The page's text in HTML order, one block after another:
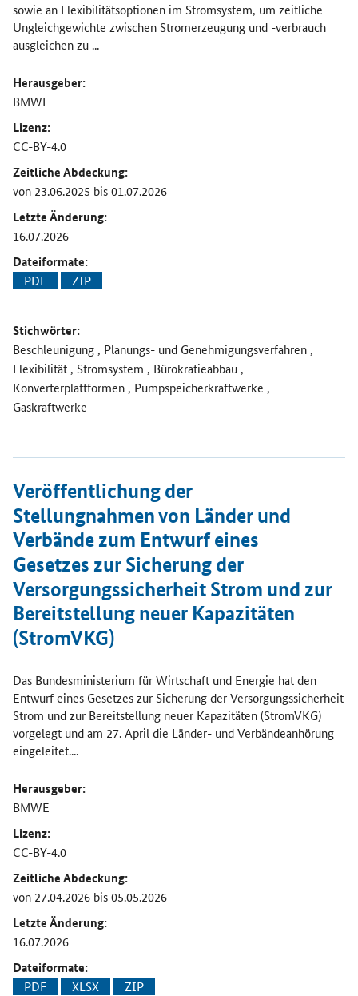
sowie an Flexibilitätsoptionen im Stromsystem, um zeitliche
Ungleichgewichte zwischen Stromerzeugung und -verbrauch
ausgleichen zu ...
Herausgeber:
BMWE
Lizenz:
CC-BY-4.0
Zeitliche Abdeckung:
von 23.06.2025 bis 01.07.2026
Letzte Änderung:
16.07.2026
Dateiformate:
PDF ZIP
Stichwörter:
Beschleunigung , Planungs- und Genehmigungsverfahren ,
Flexibilität , Stromsystem , Bürokratieabbau ,
Konverterplattformen , Pumpspeicherkraftwerke ,
Gaskraftwerke
Veröffentlichung der
Stellungnahmen von Länder und
Verbände zum Entwurf eines
Gesetzes zur Sicherung der
Versorgungssicherheit Strom und zur
Bereitstellung neuer Kapazitäten
(StromVKG)
Das Bundesministerium für Wirtschaft und Energie hat den
Entwurf eines Gesetzes zur Sicherung der Versorgungssicherheit
Strom und zur Bereitstellung neuer Kapazitäten (StromVKG)
vorgelegt und am 27. April die Länder- und Verbändeanhörung
eingeleitet....
Herausgeber:
BMWE
Lizenz:
CC-BY-4.0
Zeitliche Abdeckung:
von 27.04.2026 bis 05.05.2026
Letzte Änderung:
16.07.2026
Dateiformate:
PDF XLSX ZIP
Öffnet Einzelsicht